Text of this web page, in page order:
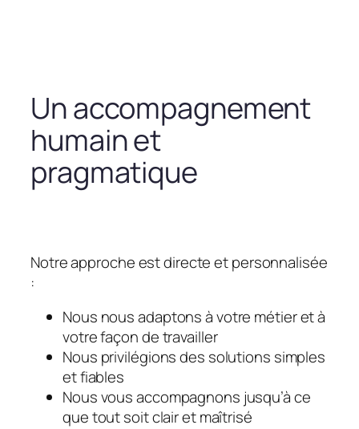
Un accompagnement
humain et
pragmatique
Notre approche est directe et personnalisée
:
Nous nous adaptons à votre métier et à
votre façon de travailler
Nous privilégions des solutions simples
et fiables
Nous vous accompagnons jusqu’à ce
que tout soit clair et maîtrisé